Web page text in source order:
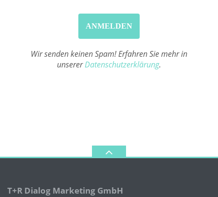
Wir senden keinen Spam! Erfahren Sie mehr in
unsererDatenschutzerklärung.
T+R Dialog Marketing GmbH